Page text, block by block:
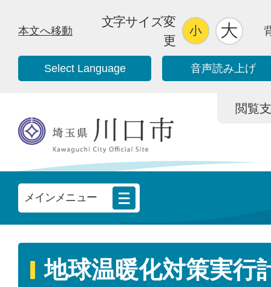
本文へ移動
文字サイズ変
更
Select Language 音声読み上げ
閲覧
メインメニュー
地球温暖化対策実行